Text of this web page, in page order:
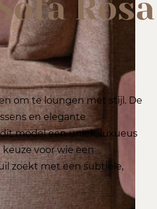
Rosa
om te loungen met stijl. De
en elegante
model een uniek, luxueus
keuze voor wie een
zoekt met een subtiele,